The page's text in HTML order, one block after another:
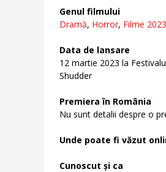
Genul filmului
Dramă, Horror, Filme 2023
Data de lansare
12 martie 2023 la
Shudder
Premiera în România
Nu sunt detalii despre o
Unde poate fi văzut
Cunoscut și ca